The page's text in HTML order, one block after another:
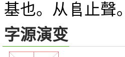
基也。从 𨸏 止聲
字源演变